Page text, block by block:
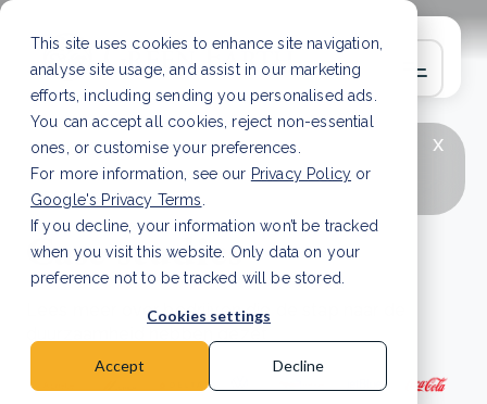
This site uses cookies to enhance site navigation,
analyse site usage, and assist in our marketing
efforts, including sending you personalised ads.
You can accept all cookies, reject non-essential
ones, or customise your preferences.
For more information, see our Privacy Policy or
Google's Privacy Terms
If you decline, your information won’t be tracked
when you visit this website. Only data on your
preference not to be tracked will be stored.
Cookies settings
Accept Decline
x
LAATSTE ARTIKEL
CSRD en uw positie als
leverancier: wat verandert er in 2026?Lees
artikel
Case studies
Lees meer over bedrijven die de stap naar de